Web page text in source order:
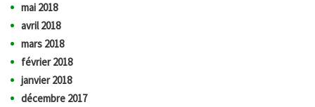
mai 2018
avril 2018
mars 2018
février 2018
janvier 2018
décembre 2017